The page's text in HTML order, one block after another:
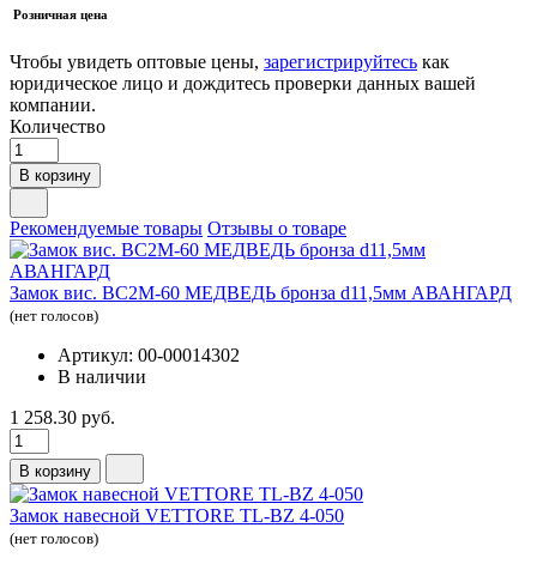
Розничная цена
Чтобы увидеть оптовые цены, зарегистрируйтесь как
юридическое лицо и дождитесь проверки данных вашей
компании.
Количество
В корзину
Рекомендуемые товары Отзывы о товаре
Замок вис. ВС2М-60 МЕДВЕДЬ бронза d11,5мм АВАНГАРД
(нет голосов)
Артикул: 00-00014302
В наличии
1 258.30 руб.
В корзину
Замок навесной VETTORE TL-BZ 4-050
(нет голосов)